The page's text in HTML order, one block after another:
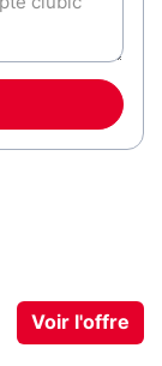
Voir l'offre